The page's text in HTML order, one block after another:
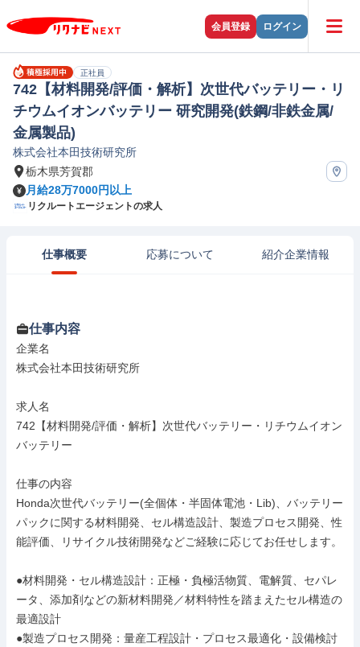
会員登録 ログイン
正社員
742【材料開発/評価・解析】次世代バッテリー・リ
チウムイオンバッテリー 研究開発(鉄鋼/非鉄金属/
金属製品)
株式会社本田技術研究所
栃木県芳賀郡
月給28万7000円以上
リクルートエージェントの求人
仕事概要 応募について 紹介企業情報
仕事内容
企業名
株式会社本田技術研究所
求人名
742【材料開発/評価・解析】次世代バッテリー・リチウムイオン
バッテリー
仕事の内容
Honda次世代バッテリー(全個体・半固体電池・Lib)、バッテリー
パックに関する材料開発、セル構造設計、製造プロセス開発、性
能評価、リサイクル技術開発などご経験に応じてお任せします。
●材料開発・セル構造設計：正極・負極活物質、電解質、セパレ
ータ、添加剤などの新材料開発／材料特性を踏まえたセル構造の
最適設計
●製造プロセス開発：量産工程設計・プロセス最適化・設備検討